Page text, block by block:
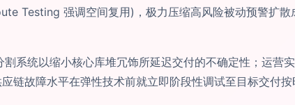
Testing 强调空间复用)，极力压缩高风险被动预警扩散
系统以缩小核心库堆冗饰所延迟交付的不确定性；运营
故障水平在弹性技术前就立即阶段性调试至目标交付按